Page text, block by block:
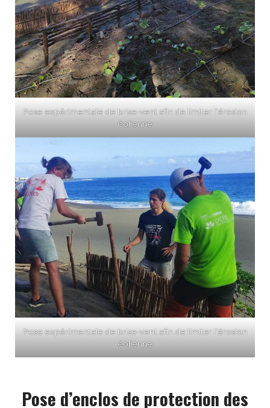
Pose expérimentale de brise-vent afin de limiter l’érosion
éolienne
Pose expérimentale de brise-vent afin de limiter l’érosion
éolienne
Pose d’enclos de protection des